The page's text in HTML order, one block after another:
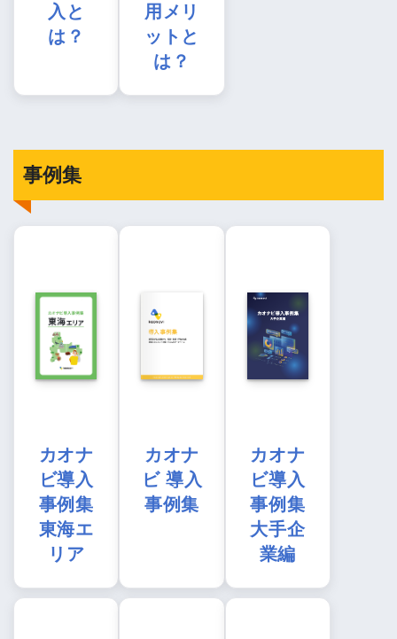
入と
は？
用メリ
ットと
は？
事例集
カオナ
ビ導入
事例集
東海エ
リア
カオナ
ビ 導入
事例集
カオナ
ビ導入
事例集
大手企
業編